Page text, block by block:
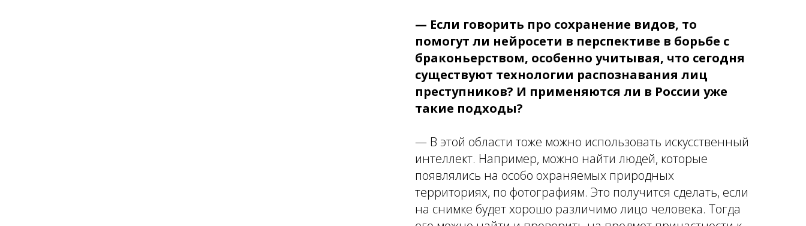
— Если говорить про сохранение видов, то
помогут ли нейросети в перспективе в борьбе с
браконьерством, особенно учитывая, что сегодня
существуют технологии распознавания лиц
преступников? И применяются ли в России уже
такие подходы?
— В этой области тоже можно использовать искусственный
интеллект. Например, можно найти людей, которые
появлялись на особо охраняемых природных
территориях, по фотографиям. Это получится сделать, если
на снимке будет хорошо различимо лицо человека. Тогда